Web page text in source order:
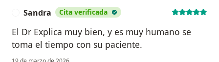
Sandra Cita verificada
El Dr Explica muy bien, y es muy humano se
toma el tiempo con su paciente.